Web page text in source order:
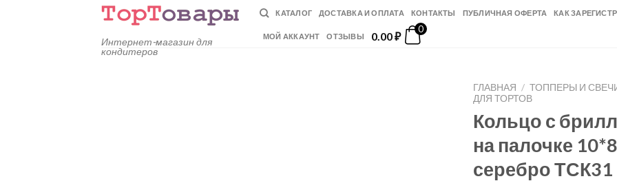
Интернет-магазин для
кондитеров
КАТАЛОГ ДОСТАВКА И ОПЛАТА КОНТАКТЫ ПУБЛИЧНАЯ ОФЕРТА КАК
МОЙ АККАУНТ ОТЗЫВЫ 0.00₽
0
ГЛАВНАЯ / ТОППЕРЫ И
ДЛЯ ТОРТОВ
Кольцо с
на палочке
серебро ТСК31